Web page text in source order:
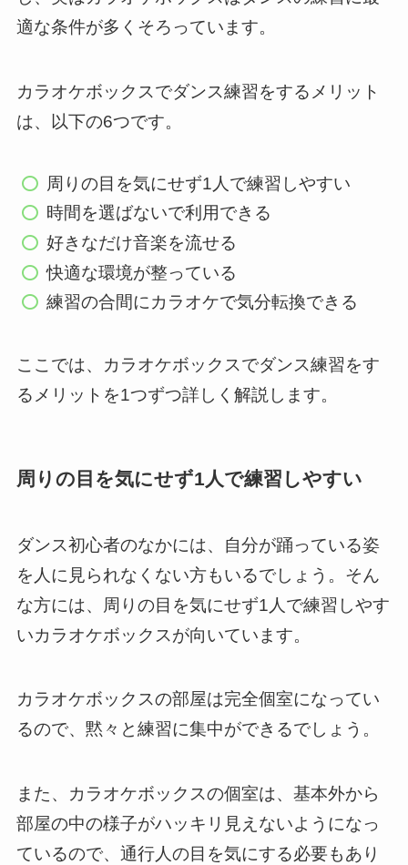
適な条件が多くそろっています。
カラオケボックスでダンス練習をするメリット
は、以下の6つです。
周りの目を気にせず1人で練習しやすい
時間を選ばないで利用できる
好きなだけ音楽を流せる
快適な環境が整っている
練習の合間にカラオケで気分転換できる
ここでは、カラオケボックスでダンス練習をす
るメリットを1つずつ詳しく解説します。
周りの目を気にせず1人で練習しやすい
ダンス初心者のなかには、自分が踊っている姿
を人に見られなくない方もいるでしょう。そん
な方には、周りの目を気にせず1人で練習しやす
いカラオケボックスが向いています。
カラオケボックスの部屋は完全個室になってい
るので、黙々と練習に集中ができるでしょう。
また、カラオケボックスの個室は、基本外から
部屋の中の様子がハッキリ見えないようになっ
ているので、通行人の目を気にする必要もあり